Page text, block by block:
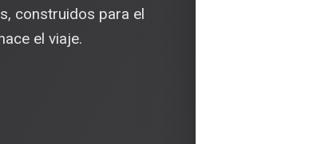
construidos para el
el viaje.